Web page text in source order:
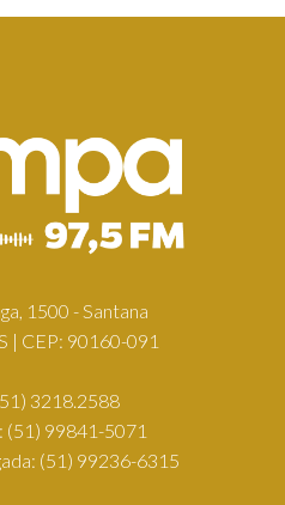
1500 - Santana
| CEP: 90160-091
3218.2588
(51) 99841-5071
(51) 99236-6315